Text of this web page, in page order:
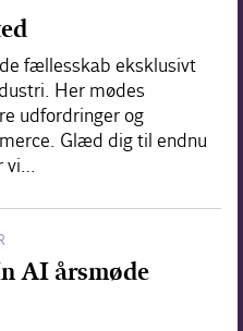
fællesskab eksklusivt
Her mødes
udfordringer og
Glæd dig til endnu
vi…
AI årsmøde